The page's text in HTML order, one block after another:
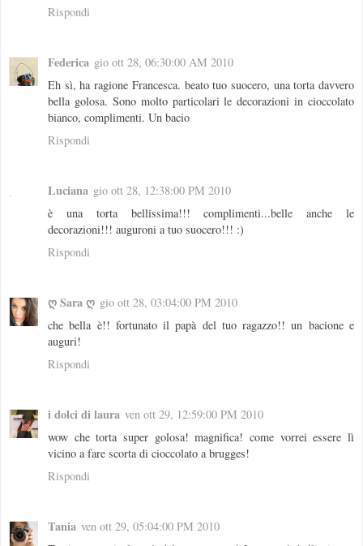
Rispondi
Federica gio ott 28, 06:30:00 AM 2010
Eh sì, ha ragione Francesca. beato tuo suocero, una torta davvero
bella golosa. Sono molto particolari le decorazioni in cioccolato
bianco, complimenti. Un bacio
Rispondi
Luciana gio ott 28, 12:38:00 PM 2010
è una torta bellissima!!! complimenti...belle anche le
decorazioni!!! auguroni a tuo suocero!!! :)
Rispondi
ღ Sara ღ gio ott 28, 03:04:00 PM 2010
che bella è!! fortunato il papà del tuo ragazzo!! un bacione e
auguri!
Rispondi
i dolci di laura ven ott 29, 12:59:00 PM 2010
wow che torta super golosa! magnifica! come vorrei essere lì
vicino a fare scorta di cioccolato a brugges!
Rispondi
Tania ven ott 29, 05:04:00 PM 2010